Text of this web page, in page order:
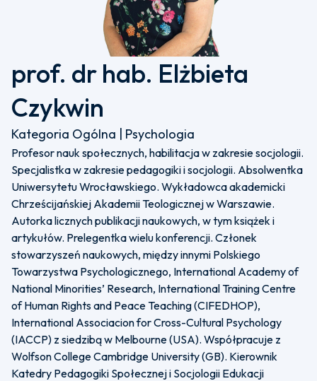
prof. dr hab. Elżbieta
Czykwin
Kategoria Ogólna | Psychologia
Profesor nauk społecznych, habilitacja w zakresie socjologii.
Specjalistka w zakresie pedagogiki i socjologii. Absolwentka
Uniwersytetu Wrocławskiego. Wykładowca akademicki
Chrześcijańskiej Akademii Teologicznej w Warszawie.
Autorka licznych publikacji naukowych, w tym książek i
artykułów. Prelegentka wielu konferencji. Członek
stowarzyszeń naukowych, między innymi Polskiego
Towarzystwa Psychologicznego, International Academy of
National Minorities’ Research, International Training Centre
of Human Rights and Peace Teaching (CIFEDHOP),
International Associacion for Cross-Cultural Psychology
(IACCP) z siedzibą w Melbourne (USA). Współpracuje z
Wolfson College Cambridge University (GB). Kierownik
Katedry Pedagogiki Społecznej i Socjologii Edukacji